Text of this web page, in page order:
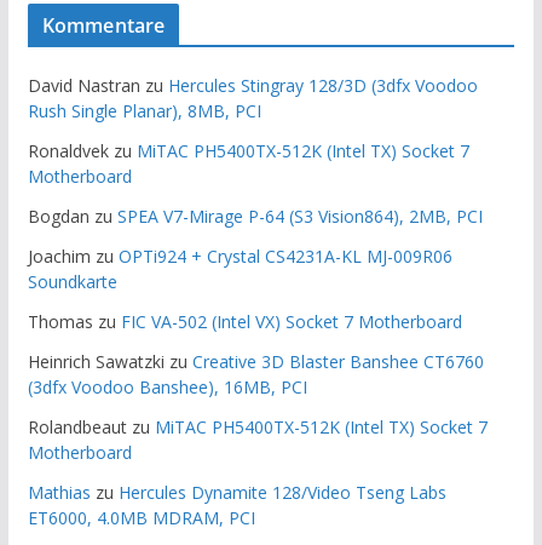
Kommentare
David Nastran zu Hercules Stingray 128/3D (3dfx Voodoo
Rush Single Planar), 8MB, PCI
Ronaldvekzu MiTAC PH5400TX-512K (Intel TX) Socket 7
Motherboard
Bogdan zu SPEA V7-Mirage P-64 (S3 Vision864), 2MB, PCI
Joachim zu OPTi924 + Crystal CS4231A-KL MJ-009R06
Soundkarte
Thomas zu FIC VA-502 (Intel VX) Socket 7 Motherboard
Heinrich Sawatzki zu Creative 3D Blaster Banshee CT6760
(3dfx Voodoo Banshee), 16MB, PCI
Rolandbeautzu MiTAC PH5400TX-512K (Intel TX) Socket 7
Motherboard
Mathias zu Hercules Dynamite 128/Video Tseng Labs
ET6000, 4.0MB MDRAM, PCI